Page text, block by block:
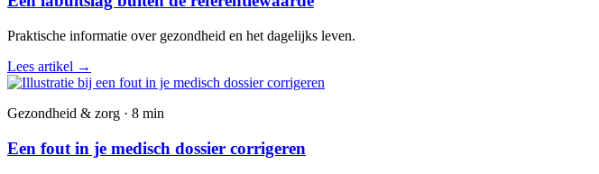
Praktische informatie over gezondheid en het dagelijks leven.
Lees artikel →
Gezondheid & zorg · 8 min
Een fout in je medisch dossier corrigeren